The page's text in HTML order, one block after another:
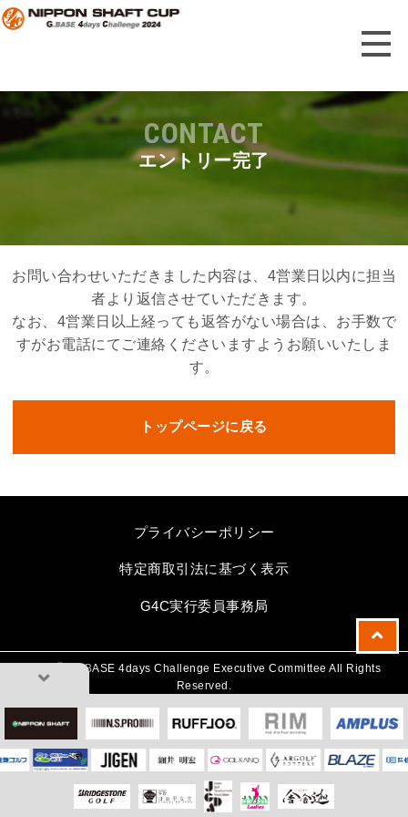
CONTACT
エントリー完了
お問い合わせいただきました内容は、4営業日以内に担当
者より返信させていただきます。
なお、4営業日以上経っても返答がない場合は、お手数で
すがお電話にてご連絡くださいますようお願いいたしま
す。
トップページに戻る
プライバシーポリシー
特定商取引法に基づく表示
G4C実行委員事務局
2024🄫 G_BASE 4days Challenge Executive Committee All Rights
Reserved.